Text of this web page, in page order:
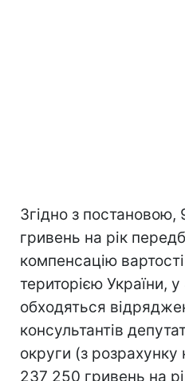
Згідно з постановою,
гривень на рік
компенсацію
територією України,
обходяться
консультантів
округи (з розрахунку
237 250 гривень на